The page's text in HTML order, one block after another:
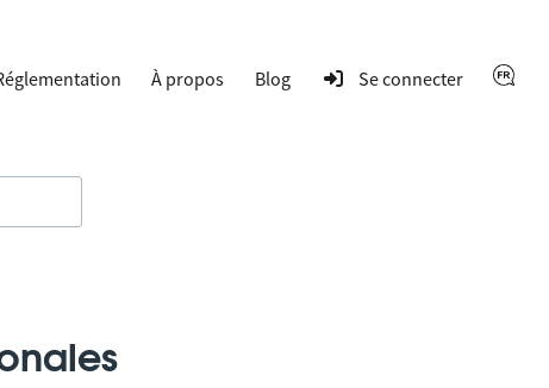
À propos Blog Se connecter